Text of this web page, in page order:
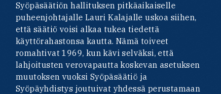
Syöpäsäätiön hallituksen pitkäaikaiselle
puheenjohtajalle Lauri Kalajalle uskoa siihen,
että säätiö voisi alkaa tukea tiedettä
käyttörahastonsa kautta. Nämä toiveet
romahtivat 1969, kun kävi selväksi, että
lahjoitusten verovapautta koskevan asetuksen
muutoksen vuoksi Syöpäsäätiö ja
Syöpäyhdistys joutuivat yhdessä perustamaan